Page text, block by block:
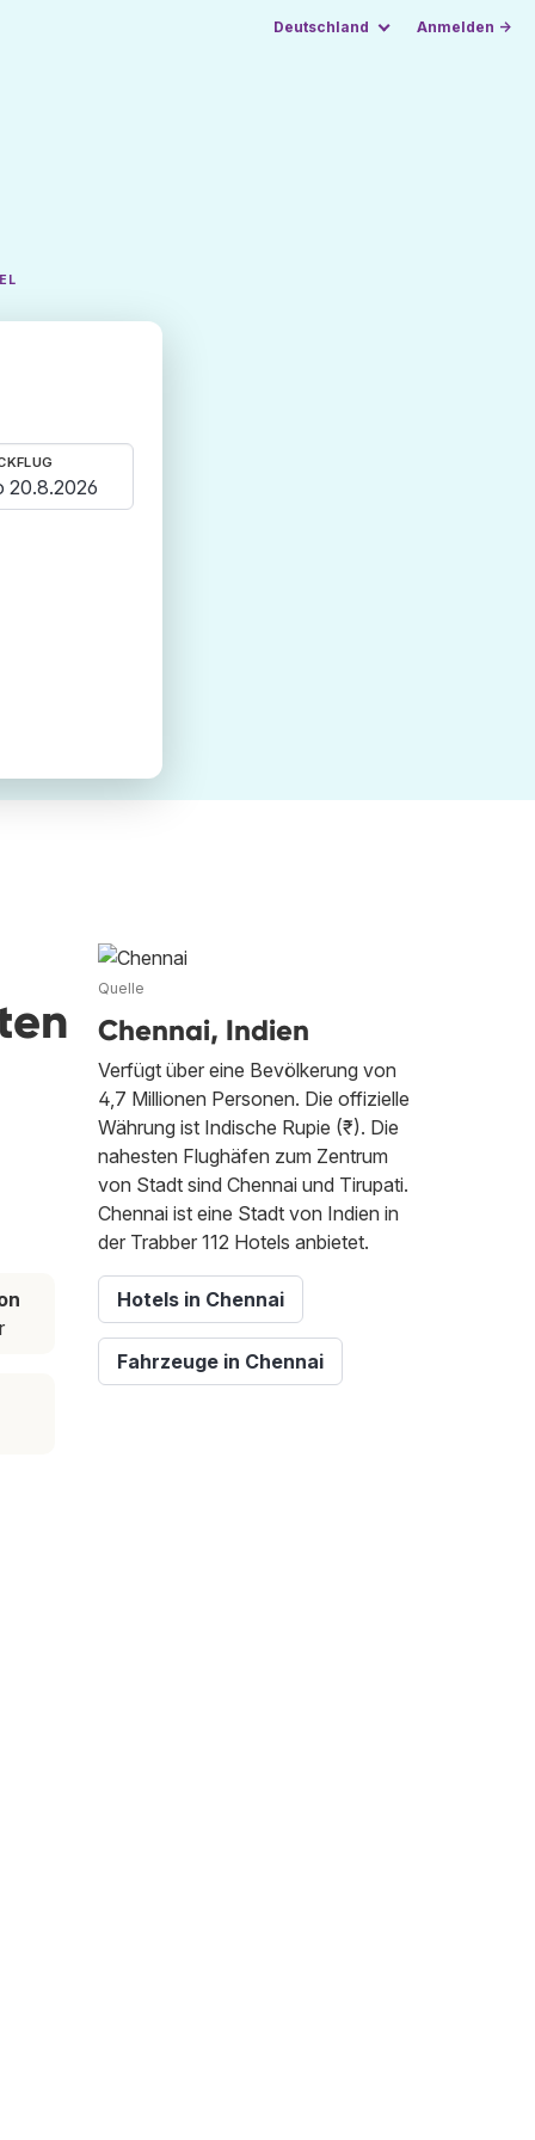
Deutschland Anmelden →
Quelle
Chennai, Indien
Verfügt über eine Bevölkerung von
4,7 Millionen Personen. Die offizielle
Währung ist Indische Rupie (₹). Die
nahesten Flughäfen zum Zentrum
von Stadt sind Chennai und Tirupati.
Chennai ist eine Stadt von Indien in
der Trabber 112 Hotels anbietet.
Hotels in Chennai
Fahrzeuge in Chennai